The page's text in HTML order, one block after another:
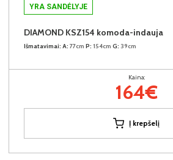
YRA SANDĖLYJE
DIAMOND KSZ154 komoda-indauja
Išmatavimai: A: 77cm P: 154cm G: 39cm
Kaina:
164€
Į krepšelį